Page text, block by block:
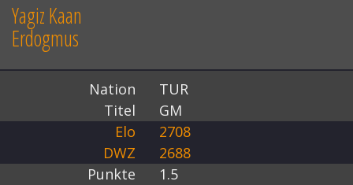
Yagiz Kaan
Erdogmus
Nation
TUR
Titel
GM
Elo
2708
DWZ
2688
Punkte
1.5